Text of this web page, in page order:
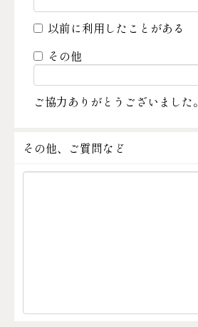
以前に利用したことがある
その他
ご協力ありがとうございました。
その他、ご質問など